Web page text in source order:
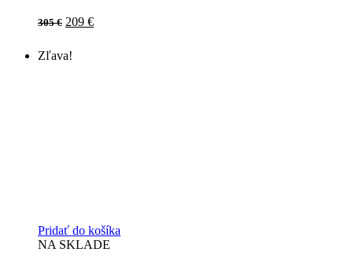
305€ Original
was:
305 €.
209 €Current
Zľava!
Pridať do košíka
NA SKLADE